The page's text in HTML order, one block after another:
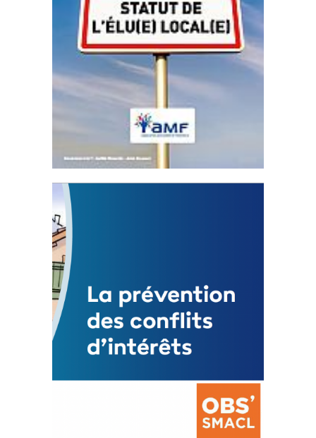
Statut de l’élu local
3 avril 2024
Mise à jour avril 2024 233057 Total 0 Votes
FEUILLETER